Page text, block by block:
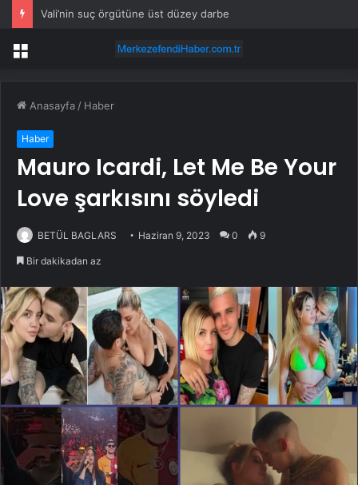
Vali’nin suç örgütüne üst düzey darbe
Menü
Anasayfa / Haber
Haber
Mauro Icardi, Let Me Be Your
Love şarkısını söyledi
BETÜL BAGLARS Haziran 9, 2023 0 9
Bir dakikadan az